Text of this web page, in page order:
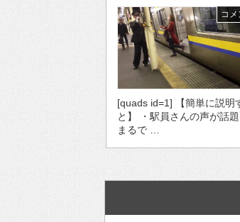
コメ
[quads id=1] 【簡単に説明
と】 ・駅員さんの声が話題
まるで …